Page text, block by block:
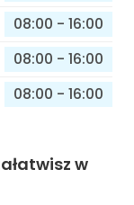
08:00 - 16:00
08:00 - 16:00
08:00 - 16:00
w